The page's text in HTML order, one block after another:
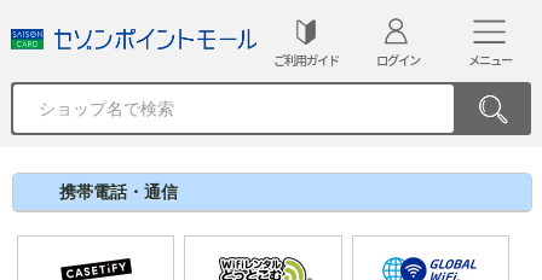
ご利用ガイド ログイン メニュー
携帯電話・通信